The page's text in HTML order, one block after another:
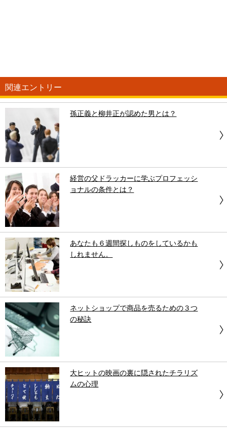
関連エントリー
孫正義と柳井正が認めた男とは？
経営の父ドラッカーに学ぶプロフェッシ
ョナルの条件とは？
あなたも６週間探しものをしているかも
しれません。
ネットショップで商品を売るための３つ
の秘訣
大ヒットの映画の裏に隠されたチラリズ
ムの心理